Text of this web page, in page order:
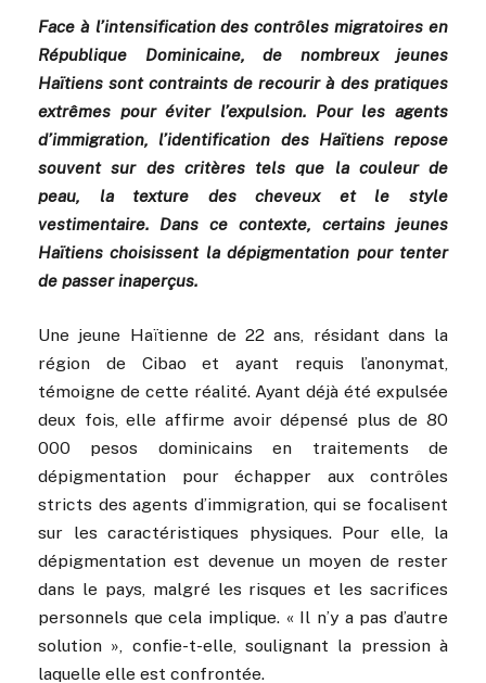
Face à l’intensification des contrôles migratoires en
République Dominicaine, de nombreux jeunes
Haïtiens sont contraints de recourir à des pratiques
extrêmes pour éviter l’expulsion. Pour les agents
d’immigration, l’identification des Haïtiens repose
souvent sur des critères tels que la couleur de
peau, la texture des cheveux et le style
vestimentaire. Dans ce contexte, certains jeunes
Haïtiens choisissent la dépigmentation pour tenter
de passer inaperçus.
Une jeune Haïtienne de 22 ans, résidant dans la
région de Cibao et ayant requis l’anonymat,
témoigne de cette réalité. Ayant déjà été expulsée
deux fois, elle affirme avoir dépensé plus de 80
000 pesos dominicains en traitements de
dépigmentation pour échapper aux contrôles
stricts des agents d’immigration, qui se focalisent
sur les caractéristiques physiques. Pour elle, la
dépigmentation est devenue un moyen de rester
dans le pays, malgré les risques et les sacrifices
personnels que cela implique. « Il n’y a pas d’autre
solution », confie-t-elle, soulignant la pression à
laquelle elle est confrontée.